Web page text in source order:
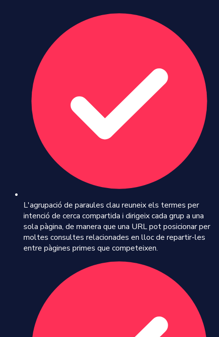
L'agrupació de paraules clau reuneix els termes per
intenció de cerca compartida i dirigeix cada grup a una
sola pàgina, de manera que una URL pot posicionar per
moltes consultes relacionades en lloc de repartir-les
entre pàgines primes que competeixen.